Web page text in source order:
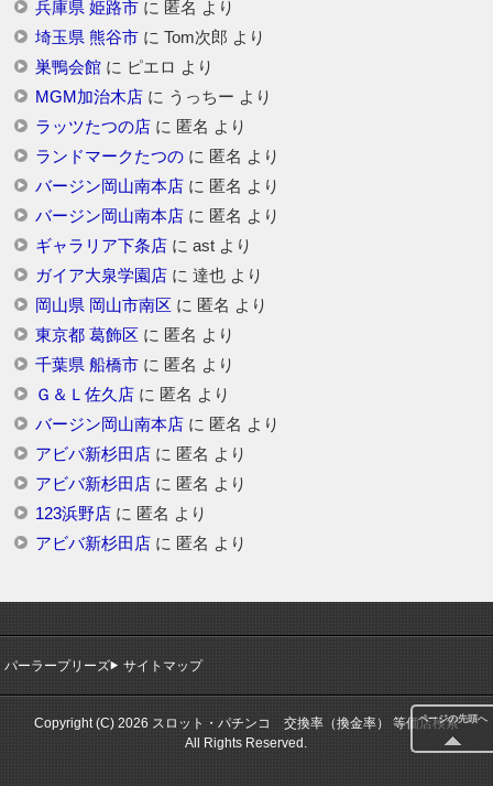
兵庫県 姫路市に 匿名 より
埼玉県 熊谷市に Tom次郎 より
巣鴨会館に ピエロ より
MGM加治木店に うっちー より
ラッツたつの店に 匿名 より
ランドマークたつのに 匿名 より
バージン岡山南本店に 匿名 より
バージン岡山南本店に 匿名 より
ギャラリア下条店に astより
ガイア大泉学園店に 達也より
岡山県 岡山市南区 に 匿名 より
東京都 葛飾区 に 匿名 より
千葉県 船橋市に 匿名 より
Ｇ＆Ｌ佐久店に 匿名 より
バージン岡山南本店に 匿名 より
アビバ新杉田店に 匿名 より
アビバ新杉田店に 匿名 より
123浜野店に 匿名 より
アビバ新杉田店に 匿名 より
パーラープリーズ サイトマップ
Copyright (C) 2026 スロット・パチンコ 交換率（換金率） 等価店検索
All Rights Reserved.
ページの先頭へ